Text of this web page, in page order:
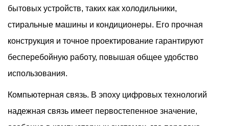
бытовых устройств, таких как холодильники,
стиральные машины и кондиционеры. Его прочная
конструкция и точное проектирование гарантируют
бесперебойную работу, повышая общее удобство
использования.
Компьютерная связь. В эпоху цифровых технологий
надежная связь имеет первостепенное значение,